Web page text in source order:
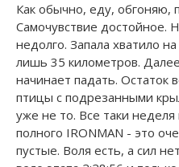
Как обычно, еду, обгоняю,
Самочувствие достойное.
недолго. Запала хватило
лишь 35 километров. Далее
начинает падать. Остаток
птицы с подрезанными
уже не то. Все таки неделя
полного IRONMAN - это
пустые. Воля есть, а сил